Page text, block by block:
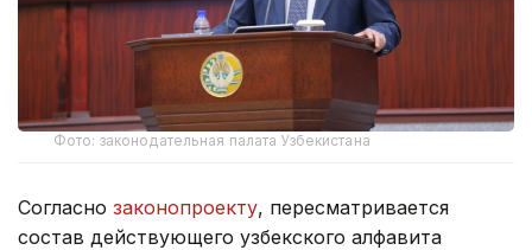
Фото: законодательная палата Узбекистана
Согласно законопроекту, пересматривается
состав действующего узбекского алфавита